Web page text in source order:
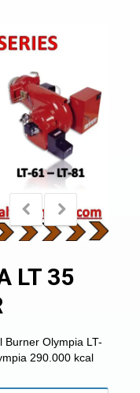
LT 35
Burner Olympia LT-
290.000 kcal